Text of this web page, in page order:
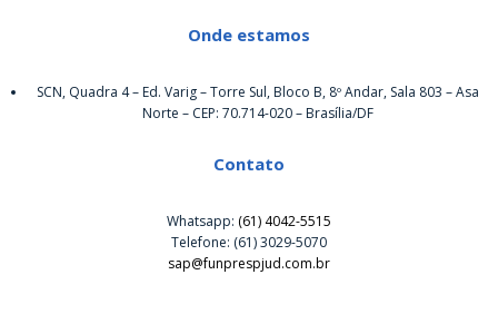
Onde estamos
SCN, Quadra 4 – Ed. Varig – Torre Sul, Bloco B, 8º Andar, Sala 803 – Asa
Norte – CEP: 70.714-020 – Brasília/DF
Contato
Whatsapp: (61) 4042-5515
Telefone: (61) 3029-5070
sap@funprespjud.com.br